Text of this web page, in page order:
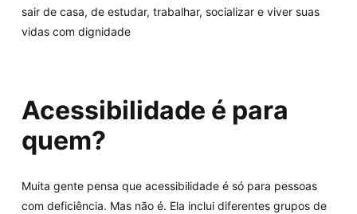
sair de casa, de estudar, trabalhar, socializar e viver suas
vidas com dignidade
Acessibilidade é para
quem?
Muita gente pensa que acessibilidade é só para pessoas
com deficiência. Mas não é. Ela inclui diferentes grupos de